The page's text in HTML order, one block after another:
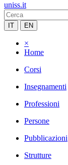
uniss.it
IT EN
×
Home
Corsi
Insegnamenti
Professioni
Persone
Pubblicazioni
Strutture